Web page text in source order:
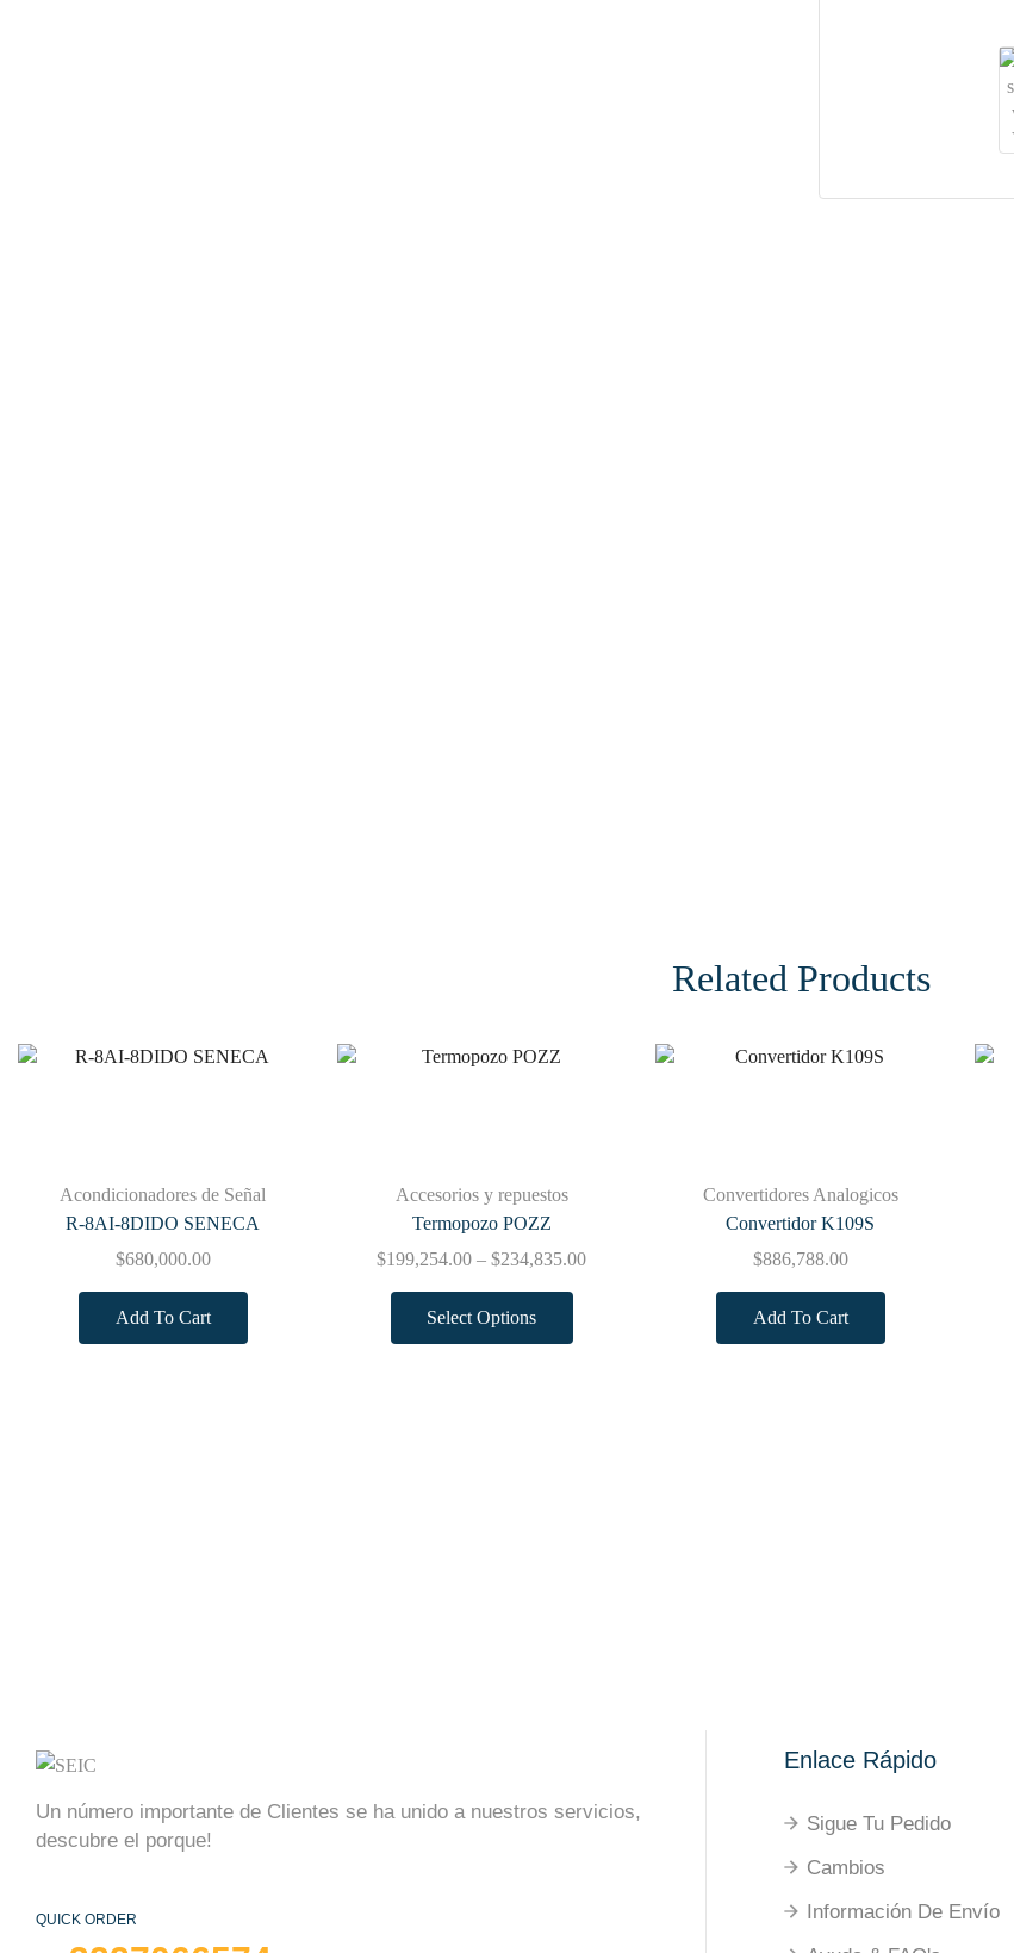
Related Products
Acondicionadores de Señal
R-8AI-8DIDO SENECA
$680,000.00
Add To Cart
Accesorios y repuestos
Termopozo POZZ
$199,254.00 – $234,835.00
Select Options
Convertidores Analogicos
Convertidor K109S
$886,788.00
Add To Cart
Un número importante de Clientes se ha unido a nuestros servicios,
descubre el porque!
QUICK ORDER
Enlace Rápido
Sigue Tu Pedido
Cambios
Información De Envío